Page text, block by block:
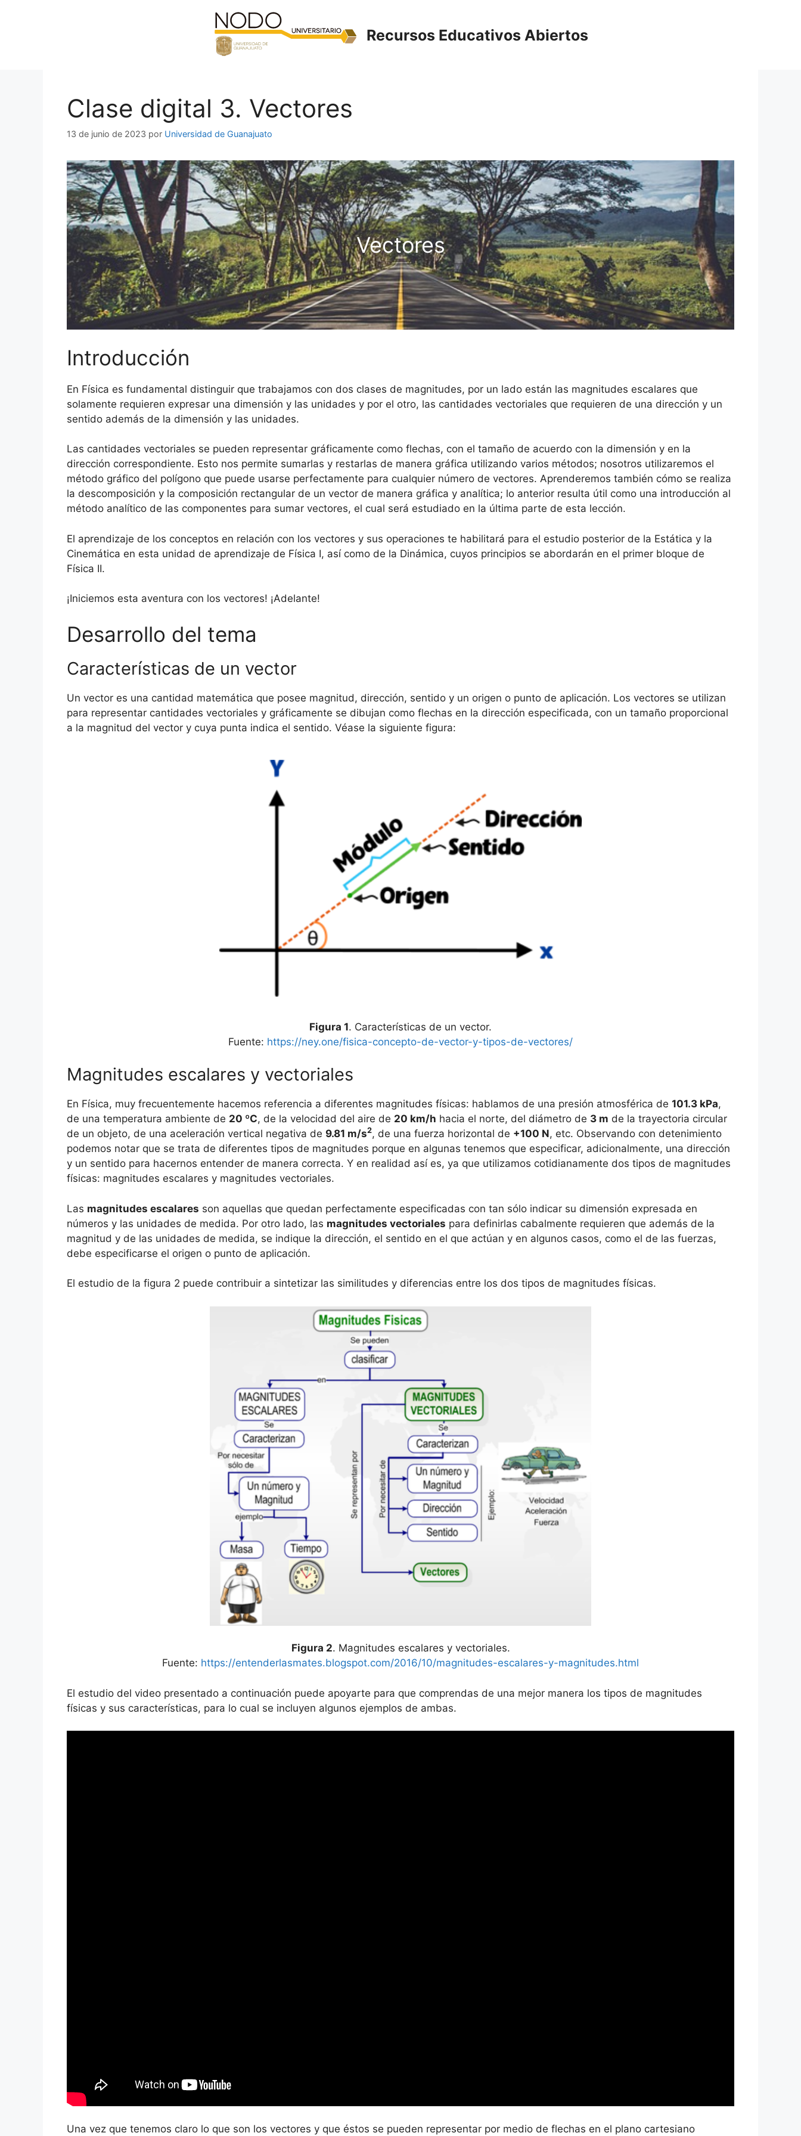
Recursos Educativos Abiertos
Clase digital 3. Vectores
13 de junio de 2023 por Universidad de Guanajuato
Vectores
Introducción
En Física es fundamental distinguir que trabajamos con dos clases de magnitudes, por un lado están las magnitudes escalares que
solamente requieren expresar una dimensión y las unidades y por el otro, las cantidades vectoriales que requieren de una dirección y un
sentido además de la dimensión y las unidades.
Las cantidades vectoriales se pueden representar gráficamente como flechas, con el tamaño de acuerdo con la dimensión y en la
dirección correspondiente. Esto nos permite sumarlas y restarlas de manera gráfica utilizando varios métodos; nosotros utilizaremos el
método gráfico del polígono que puede usarse perfectamente para cualquier número de vectores. Aprenderemos también cómo se realiza
la descomposición y la composición rectangular de un vector de manera gráfica y analítica; lo anterior resulta útil como una introducción al
método analítico de las componentes para sumar vectores, el cual será estudiado en la última parte de esta lección.
El aprendizaje de los conceptos en relación con los vectores y sus operaciones te habilitará para el estudio posterior de la Estática y la
Cinemática en esta unidad de aprendizaje de Física I, así como de la Dinámica, cuyos principios se abordarán en el primer bloque de
Física II.
¡Iniciemos esta aventura con los vectores! ¡Adelante!
Desarrollo del tema
Características de un vector
Un vector es una cantidad matemática que posee magnitud, dirección, sentido y un origen o punto de aplicación. Los vectores se utilizan
para representar cantidades vectoriales y gráficamente se dibujan como flechas en la dirección especificada, con un tamaño proporcional
a la magnitud del vector y cuya punta indica el sentido. Véase la siguiente figura:
Figura 1. Características de un vector.
Fuente: https://ney.one/fisica-concepto-de-vector-y-tipos-de-vectores/
Magnitudes escalares y vectoriales
En Física, muy frecuentemente hacemos referencia a diferentes magnitudes físicas: hablamos de una presión atmosférica de 101.3 kPa,
de una temperatura ambiente de 20 ºC, de la velocidad del aire de 20 km/h hacia el norte, del diámetro de 3 m de la trayectoria circular
de un objeto, de una aceleración vertical negativa de 9.81 m/s2, de una fuerza horizontal de +100 N, etc. Observando con detenimiento
podemos notar que se trata de diferentes tipos de magnitudes porque en algunas tenemos que especificar, adicionalmente, una dirección
y un sentido para hacernos entender de manera correcta. Y en realidad así es, ya que utilizamos cotidianamente dos tipos de magnitudes
físicas: magnitudes escalares y magnitudes vectoriales.
Las magnitudes escalares son aquellas que quedan perfectamente especificadas con tan sólo indicar su dimensión expresada en
números y las unidades de medida. Por otro lado, las magnitudes vectoriales para definirlas cabalmente requieren que además de la
magnitud y de las unidades de medida, se indique la dirección, el sentido en el que actúan y en algunos casos, como el de las fuerzas,
debe especificarse el origen o punto de aplicación.
El estudio de la figura 2 puede contribuir a sintetizar las similitudes y diferencias entre los dos tipos de magnitudes físicas.
Figura 2. Magnitudes escalares y vectoriales.
Fuente: https://entenderlasmates.blogspot.com/2016/10/magnitudes-escalares-y-magnitudes.html
El estudio del video presentado a continuación puede apoyarte para que comprendas de una mejor manera los tipos de magnitudes
físicas y sus características, para lo cual se incluyen algunos ejemplos de ambas.
Una vez que tenemos claro lo que son los vectores y que éstos se pueden representar por medio de flechas en el plano cartesiano